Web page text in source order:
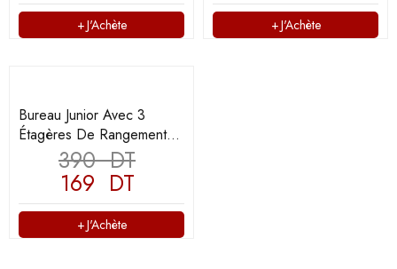
J'Achète J'Achète
Bureau Junior Avec 3
Étagères De Rangement
Couleur Chêne - (A343)
390DT
169 DT
J'Achète